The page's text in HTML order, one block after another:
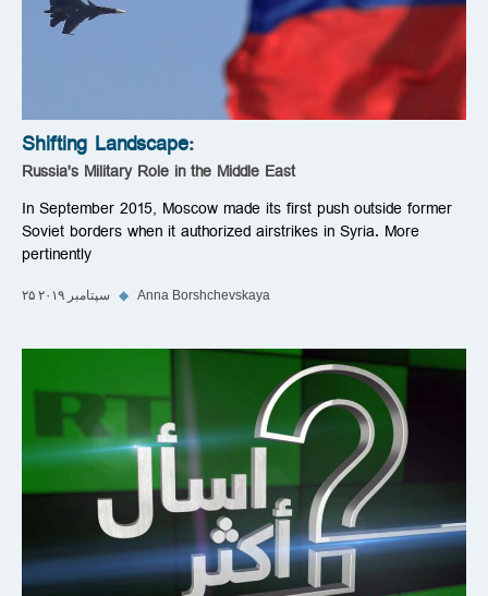
Shifting Landscape:
Russia's Military Role in the Middle East
In September 2015, Moscow made its first push outside former
Soviet borders when it authorized airstrikes in Syria. More
pertinently
۲۵ سپتامبر ۲۰۱۹ ◆ Anna Borshchevskaya